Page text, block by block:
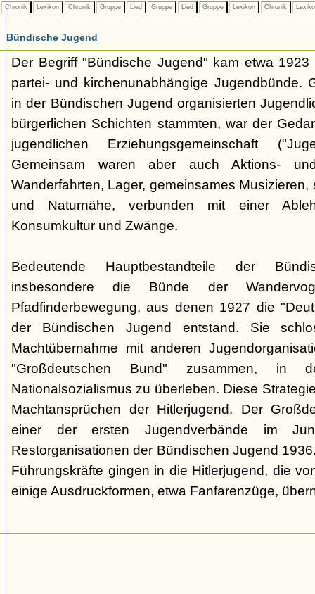
Chronik Lexikon Chronik Gruppe Lied Gruppe Lied Gruppe Lexikon Chronik
Bündische Jugend
Der Begriff "Bündische Jugend" kam etwa
partei- und kirchenunabhängige Jugendbünde.
in der Bündischen Jugend organisierten
bürgerlichen Schichten stammten, war der
jugendlichen Erziehungsgemeinschaft
Gemeinsam waren aber auch Aktions-
Wanderfahrten, Lager, gemeinsames
und Naturnähe, verbunden mit einer
Konsumkultur und Zwänge.
Bedeutende Hauptbestandteile der
insbesondere die Bünde der
Pfadfinderbewegung, aus denen 1927 die
der Bündischen Jugend entstand. Sie
Machtübernahme mit anderen
"Großdeutschen Bund" zusammen,
Nationalsozialismus zu überleben. Diese
Machtansprüchen der Hitlerjugend. Der
einer der ersten Jugendverbände im
Restorganisationen der Bündischen Jugend
Führungskräfte gingen in die Hitlerjugend, die
einige Ausdruckformen, etwa Fanfarenzüge,